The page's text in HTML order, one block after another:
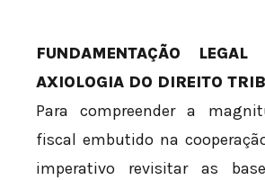
FUNDAMENTAÇÃO
AXIOLOGIA DO DIREITO
Para compreender a
fiscal embutido na
imperativo revisitar as